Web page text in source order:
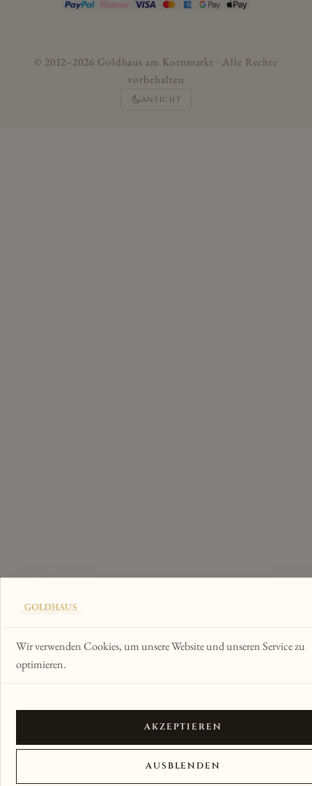
Wir verwenden Cookies, um unsere Website und unseren Service zu
optimieren.
AKZEPTIEREN
AUSBLENDEN
© 2012–2026 Goldhaus am Kornmarkt · Alle Rechte
vorbehalten
ANSICHT